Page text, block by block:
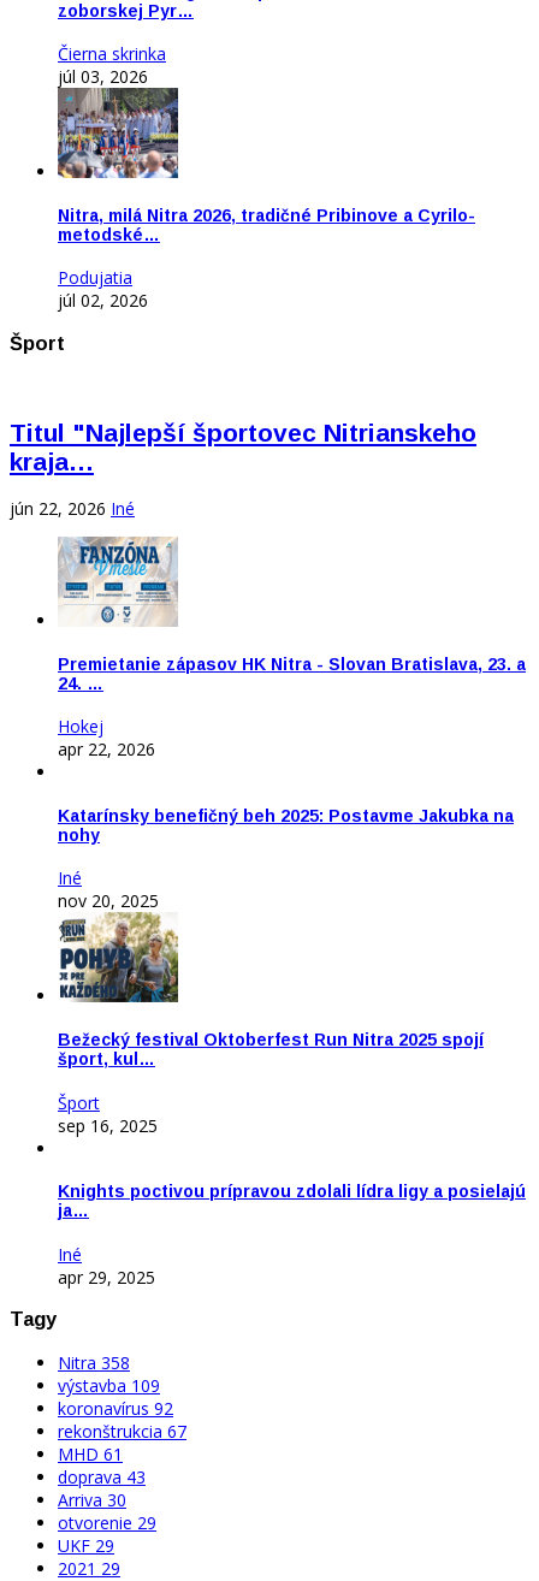
zoborskej Pyr…
Čierna skrinka
júl 03, 2026
Nitra, milá Nitra 2026, tradičné Pribinove a Cyrilo-
metodské…
Podujatia
júl 02, 2026
Šport
Titul "Najlepší športovec Nitrianskeho
kraja…
jún 22, 2026 Iné
Premietanie zápasov HK Nitra - Slovan Bratislava, 23. a
24. …
Hokej
apr 22, 2026
Katarínsky benefičný beh 2025: Postavme Jakubka na
nohy
Iné
nov 20, 2025
Bežecký festival Oktoberfest Run Nitra 2025 spojí
šport, kul…
Šport
sep 16, 2025
Knights poctivou prípravou zdolali lídra ligy a posielajú
ja…
Iné
apr 29, 2025
Tagy
Nitra 358
výstavba 109
koronavírus 92
rekonštrukcia 67
MHD 61
doprava 43
Arriva 30
otvorenie 29
UKF 29
2021 29